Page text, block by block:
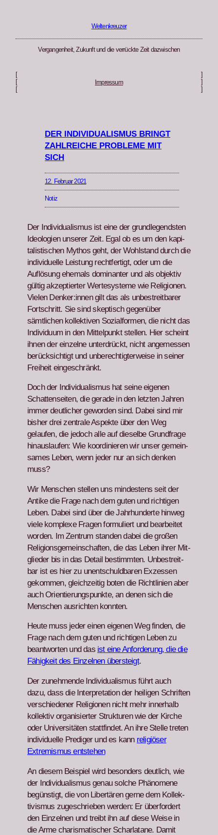
Weltenkreuzer
Vergangenheit, Zukunft und die verrückte Zeit dazwischen
Impressum
DER INDIVIDUALISMUS BRINGT
ZAHLREICHE PROBLEME MIT
SICH
12. Februar 2021
Notiz
Der Indi­vid­u­al­is­mus ist eine der grundle­gend­sten
Ide­olo­gien unser­er Zeit. Egal ob es um den kap­i­
tal­is­tis­chen Mythos geht, der Wohl­stand durch die
indi­vidu­elle Leis­tung recht­fer­tigt, oder um die
Auflö­sung ehe­mals dom­i­nan­ter und als objek­tiv
gültig akzep­tiert­er Wertesys­teme wie Reli­gio­nen.
Vie­len Denker:innen gilt das als unbe­stre­it­bar­er
Fortschritt. Sie sind skep­tisch gegenüber
sämtlichen kollek­tiv­en Sozial­for­men, die nicht das
Indi­vidu­um in den Mit­telpunkt stellen. Hier scheint
ihnen der einzelne unter­drückt, nicht angemessen
berück­sichtigt und unberechtigter­weise in sein­er
Frei­heit eingeschränkt.
Doch der Indi­vid­u­al­is­mus hat seine eige­nen
Schat­ten­seit­en, die ger­ade in den let­zten Jahren
immer deut­lich­er gewor­den sind. Dabei sind mir
bish­er drei zen­trale Aspek­te über den Weg
gelaufen, die jedoch alle auf dieselbe Grund­frage
hin­aus­laufen: Wie koor­dinieren wir unser gemein­
sames Leben, wenn jed­er nur an sich denken
muss?
Wir Men­schen stellen uns min­destens seit der
Antike die Frage nach dem guten und richti­gen
Leben. Dabei sind über die Jahrhun­derte hin­weg
viele kom­plexe Fra­gen for­muliert und bear­beit­et
wor­den. Im Zen­trum standen dabei die großen
Reli­gion­s­ge­mein­schaften, die das Leben ihrer Mit­
glieder bis in das Detail bes­timmten. Unbe­stre­it­
bar ist es hier zu unentschuld­baren Exzessen
gekom­men, gle­ichzeit­ig boten die Richtlin­ien aber
auch Ori­en­tierungspunk­te, an denen sich die
Men­schen aus­richt­en kon­nten.
Heute muss jed­er einen eige­nen Weg find­en, die
Frage nach dem guten und richti­gen Leben zu
beant­worten und das ist eine Anforderung, die die
Fähigkeit des Einzel­nen über­steigt.
Der zunehmende Indi­vid­u­al­is­mus führt auch
dazu, dass die Inter­pre­ta­tion der heili­gen Schriften
ver­schieden­er Reli­gio­nen nicht mehr inner­halb
kollek­tiv organ­isiert­er Struk­turen wie der Kirche
oder Uni­ver­sitäten stat­tfind­et. An ihre Stelle treten
indi­vidu­elle Predi­ger und es kann religiös­er
Extrem­is­mus entste­hen
An diesem Beispiel wird beson­ders deut­lich, wie
der Indi­vid­u­al­is­mus genau solche Phänomene
begün­stigt, die von Lib­ertären gerne dem Kollek­
tivis­mus zugeschrieben wer­den: Er über­fordert
den Einzel­nen und treibt ihn auf diese Weise in
die Arme charis­ma­tis­ch­er Schar­la­tane. Damit